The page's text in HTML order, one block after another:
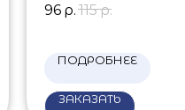
96 р. 115 р.
ПОДРОБНЕЕ
ЗАКАЗАТЬ